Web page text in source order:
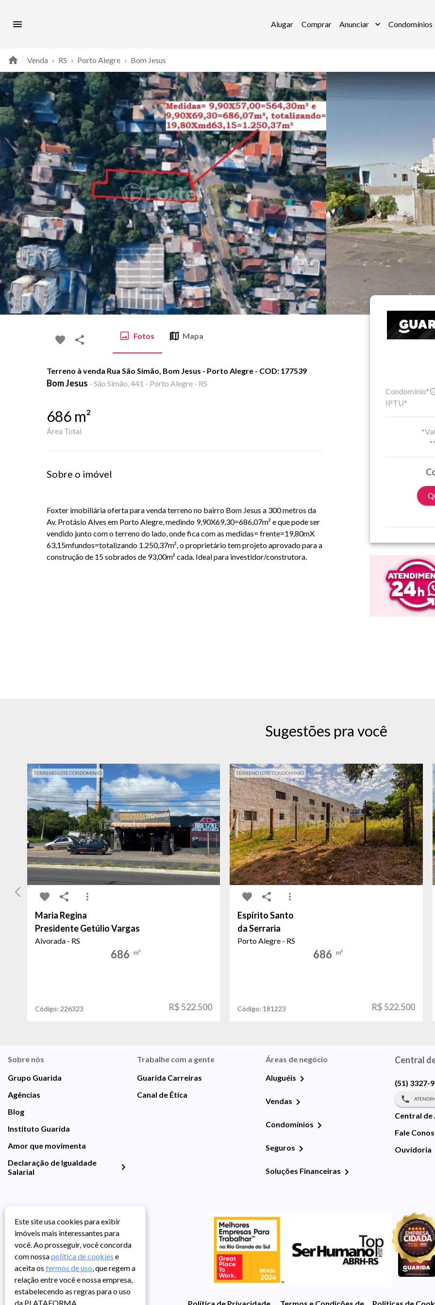
Alugar Comprar Anunciar Condomínios
Venda › RS › Porto Alegre › Bom Jesus
Fotos Mapa
Terreno à venda Rua São Simão, Bom Jesus - Porto Alegre - COD: 177539
Bom Jesus - São Simão, 441 - Porto Alegre - RS
686 m²
Área Total
Sobre o imóvel
Foxter imobiliária oferta para venda terreno no bairro Bom Jesus a 300 metros da
Av. Protásio Alves em Porto Alegre, medindo 9,90X69,30=686,07m² e que pode ser
vendido junto com o terreno do lado, onde fica com as medidas= frente=19,80mX
63,15mfundos=totalizando 1.250,37m², o proprietário tem projeto aprovado para a
construção de 15 sobrados de 93,00m² cada. Ideal para investidor/construtora.
Condomínio*
IPTU*
Sugestões pra você
TERRENO LOTE CONDOMINIO
Maria Regina
Presidente Getúlio Vargas
Alvorada - RS
686 m²
Código: 226323 R$ 522.500
TERRENO LOTE CONDOMINIO
Espírito Santo
da Serraria
Porto Alegre - RS
686 m²
Código: 181223 R$ 522.500
Sobre nós
Grupo Guarida
Agências
Blog
Instituto Guarida
Amor que movimenta
Declaração de Igualdade
Salarial
Trabalhe com a gente
Guarida Carreiras
Canal de Ética
Áreas de negócio
Aluguéis
Vendas
Condomínios
Seguros
Soluções Financeiras
Central
(51) 3327-
Central de
Fale
Ouvidoria
Política de Privacidade Termos e Condições de UsoPolíticas de
Este site usa cookies para exibir
imóveis mais interessantes para
você. Ao prosseguir, você concorda
com nossapolítica de cookies e
aceita os termos de uso, que regem a
relação entre você e nossa empresa,
estabelecendo as regras para o uso
da PLATAFORMA.